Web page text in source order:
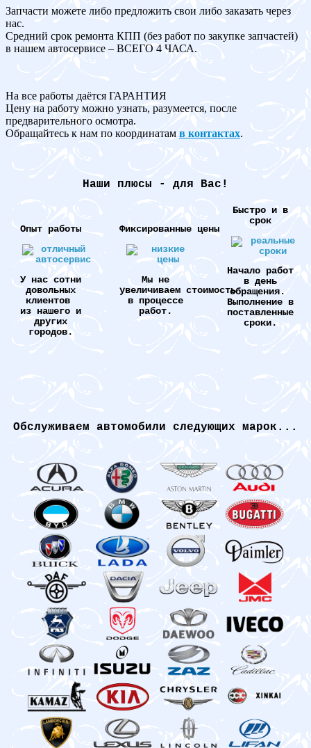
Запчасти можете либо предложить свои либо заказать через
нас.
Средний срок ремонта КПП (без работ по закупке запчастей)
в нашем автосервисе – ВСЕГО 4 ЧАСА.
На все работы даётся ГАРАНТИЯ
Цену на работу можно узнать, разумеется, после
предварительного осмотра.
Обращайтесь к нам по координатам в контактах.
Наши плюсы - для Вас!
Опыт работы
У нас сотни
довольных
клиентов
из нашего и
других
городов.
Фиксированные цены
Мы не
увеличиваем стоимость
в процессе
работ.
Быстро и в
срок
Начало работ
в день
обращения.
Выполнение в
поставленные
сроки.
Обслуживаем автомобили следующих марок...